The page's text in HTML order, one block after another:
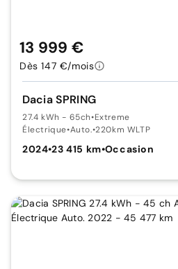
Dacia SPRING
27.4 kWh - 65ch•Extreme
Électrique•Auto.•220km WLTP
2024•23 415 km•Occasion
13 999 €
Dès 147 €/mois